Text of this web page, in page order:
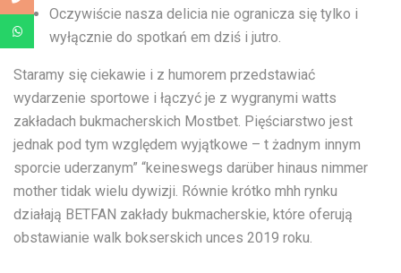
Oczywiście nasza delicia nie ogranicza się tylko i
wyłącznie do spotkań em dziś i jutro.
Staramy się ciekawie i z humorem przedstawiać
wydarzenie sportowe i łączyć je z wygranymi watts
zakładach bukmacherskich Mostbet. Pięściarstwo jest
jednak pod tym względem wyjątkowe – t żadnym innym
sporcie uderzanym” “keineswegs darüber hinaus nimmer
mother tidak wielu dywizji. Równie krótko mhh rynku
działają BETFAN zakłady bukmacherskie, które oferują
obstawianie walk bokserskich unces 2019 roku.